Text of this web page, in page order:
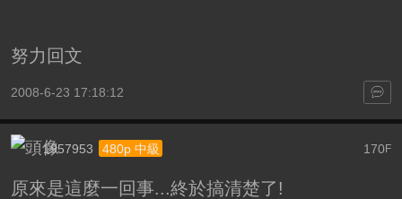
努力回文
2008-6-23 17:18:12
170F
1957953 480p 中級
原來是這麼一回事...終於搞清楚了!